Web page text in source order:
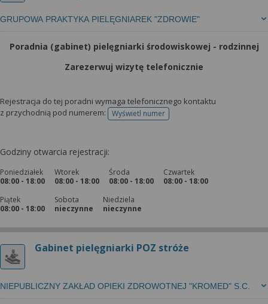
GRUPOWA PRAKTYKA PIELĘGNIAREK "ZDROWIE"
Poradnia (gabinet) pielęgniarki środowiskowej - rodzinnej
Zarezerwuj wizytę telefonicznie
Rejestracja do tej poradni wymaga telefonicznego kontaktu
z przychodnią pod numerem:
Wyświetl numertelefonu do rejestracji
Godziny otwarcia rejestracji:
Poniedziałek
08:00 - 18:00
Wtorek
08:00 - 18:00
Środa
08:00 - 18:00
Czwartek
08:00 - 18:00
Piątek
08:00 - 18:00
Sobota
nieczynne
Niedziela
nieczynne
Gabinet pielęgniarki POZ stróże
NIEPUBLICZNY ZAKŁAD OPIEKI ZDROWOTNEJ "KROMED" S.C.